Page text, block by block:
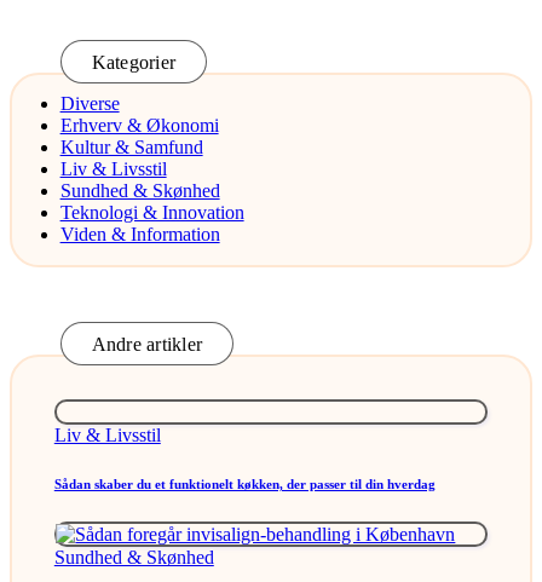
Kategorier
Diverse
Erhverv & Økonomi
Kultur & Samfund
Liv & Livsstil
Sundhed & Skønhed
Teknologi & Innovation
Viden & Information
Andre artikler
Posted
Liv & Livsstil
Sådan skaber du et funktionelt køkken, der passer til din hverdag
Posted
Sundhed & Skønhed